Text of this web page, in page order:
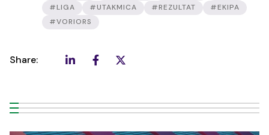
#LIGA
#UTAKMICA #REZULTAT
#EKIPA
#VORIORS
Share: